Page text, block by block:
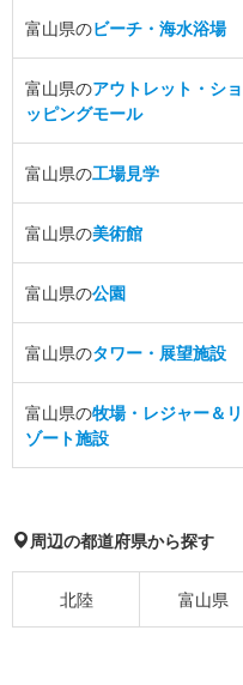
富山県のビーチ・海水浴場
富山県のアウトレット・ショ
ッピングモール
富山県の工場見学
富山県の美術館
富山県の公園
富山県のタワー・展望施設
富山県の牧場・レジャー＆リ
ゾート施設
周辺の都道府県から探す
北陸 富山県